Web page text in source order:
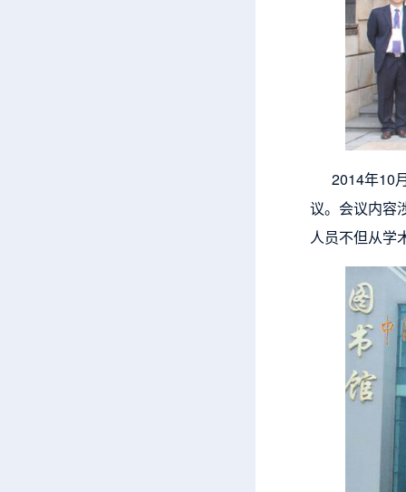
2014年10月
议。会议内容
人员不但从学